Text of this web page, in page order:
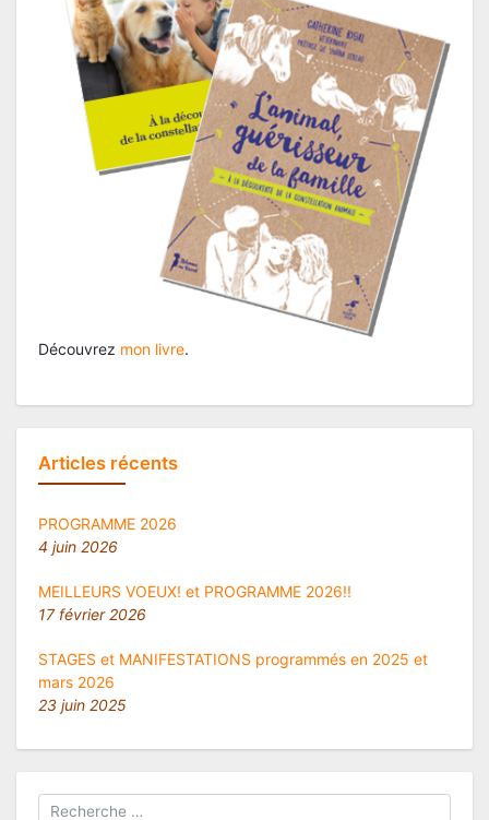
Découvrez mon livre.
Articles récents
PROGRAMME 2026
4 juin 2026
MEILLEURS VOEUX! et PROGRAMME 2026!!
17 février 2026
STAGES et MANIFESTATIONS programmés en 2025 et
mars 2026
23 juin 2025